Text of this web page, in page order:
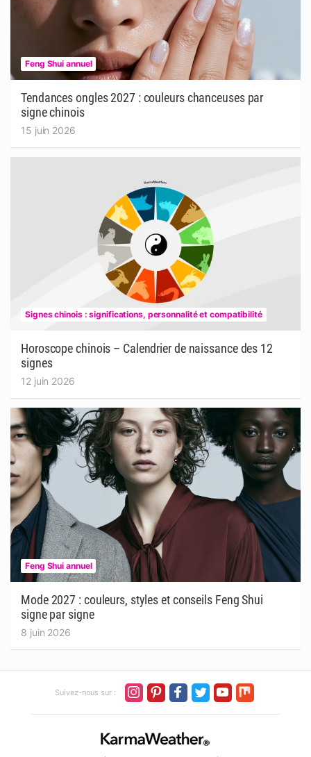
Feng Shui annuel
Tendances ongles 2027 : couleurs chanceuses par
signe chinois
15 juin 2026
Signes chinois : significations, personnalité et compatibilité
Horoscope chinois – Calendrier de naissance des 12
signes
12 juin 2026
Feng Shui annuel
Mode 2027 : couleurs, styles et conseils Feng Shui
signe par signe
8 juin 2026
Suivez-nous sur :